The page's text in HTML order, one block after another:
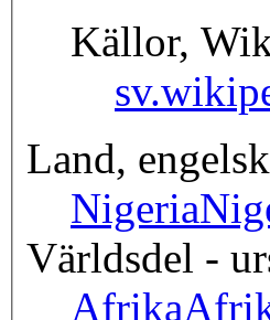
Källor,
Land,
Nigeria
Världsdel -
Afrika